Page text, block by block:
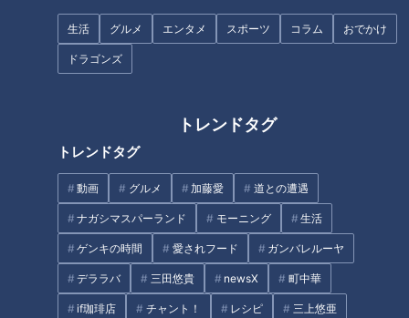
生活 グルメ エンタメ スポーツ コラム おでかけ
ドラゴンズ
トレンドタグ
トレンドタグ
動画 グルメ 加藤愛 道との遭遇
ナガシマスパーランド モーニング 生活
ゲンキの時間 愛されフード ガンバレルーヤ
デララバ 三田悠貴 newsX 町中華
if珈琲店 チャント！ レシピ 三上悠亜
門、その他食品部門の3ジャンル。今回はデリカ部門、スイー
ツ部門で全国から選ばれた上位3つをご紹介します！まずは、
おかずや総菜などのデリカ部門から！
銅賞は、群馬が本社のスーパー「ベイシア」の「海老たっぷり
天丼」。ベイシアは愛知に6店舗、岐阜に1店舗あります。
ご飯が見えなくなるほどの大きな海老が4本ものって429円！